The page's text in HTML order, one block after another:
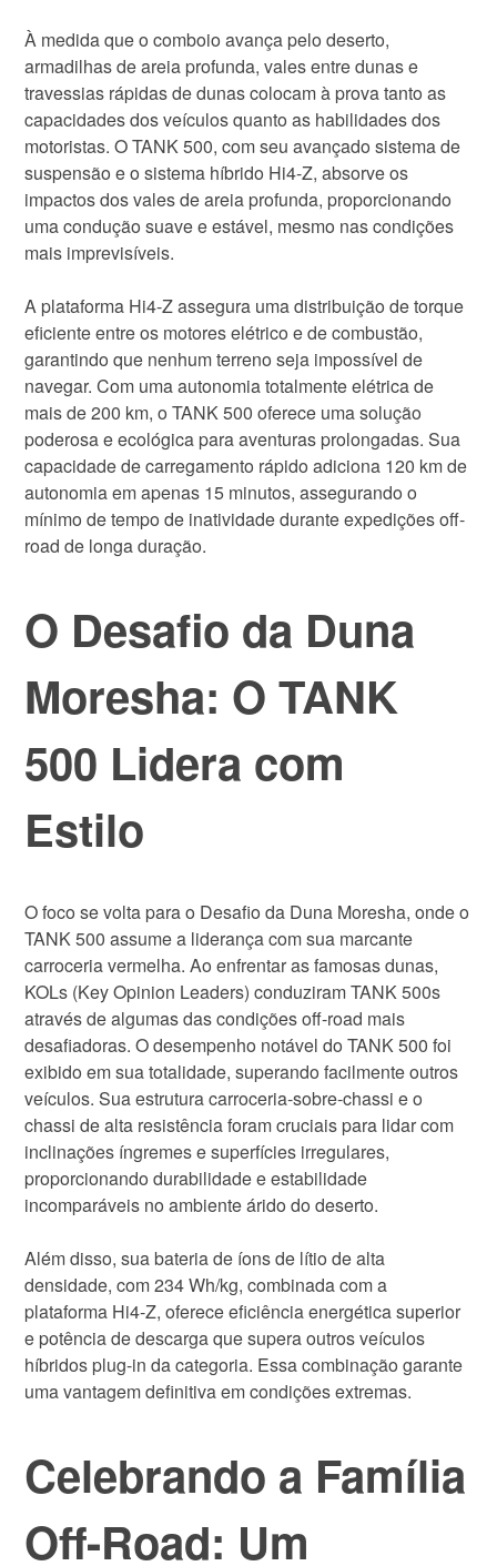
À medida que o comboio avança pelo deserto,
armadilhas de areia profunda, vales entre dunas e
travessias rápidas de dunas colocam à prova tanto as
capacidades dos veículos quanto as habilidades dos
motoristas. O TANK 500, com seu avançado sistema de
suspensão e o sistema híbrido Hi4-Z, absorve os
impactos dos vales de areia profunda, proporcionando
uma condução suave e estável, mesmo nas condições
mais imprevisíveis.
A plataforma Hi4-Z assegura uma distribuição de torque
eficiente entre os motores elétrico e de combustão,
garantindo que nenhum terreno seja impossível de
navegar. Com uma autonomia totalmente elétrica de
mais de 200 km, o TANK 500 oferece uma solução
poderosa e ecológica para aventuras prolongadas. Sua
capacidade de carregamento rápido adiciona 120 km de
autonomia em apenas 15 minutos, assegurando o
mínimo de tempo de inatividade durante expedições off-
road de longa duração.
O Desafio da Duna
Moresha: O TANK
500 Lidera com
Estilo
O foco se volta para o Desafio da Duna Moresha, onde o
TANK 500 assume a liderança com sua marcante
carroceria vermelha. Ao enfrentar as famosas dunas,
KOLs (Key Opinion Leaders) conduziram TANK 500s
através de algumas das condições off-road mais
desafiadoras. O desempenho notável do TANK 500 foi
exibido em sua totalidade, superando facilmente outros
veículos. Sua estrutura carroceria-sobre-chassi e o
chassi de alta resistência foram cruciais para lidar com
inclinações íngremes e superfícies irregulares,
proporcionando durabilidade e estabilidade
incomparáveis no ambiente árido do deserto.
Além disso, sua bateria de íons de lítio de alta
densidade, com 234 Wh/kg, combinada com a
plataforma Hi4-Z, oferece eficiência energética superior
e potência de descarga que supera outros veículos
híbridos plug-in da categoria. Essa combinação garante
uma vantagem definitiva em condições extremas.
Celebrando a Família
Off-Road: Um